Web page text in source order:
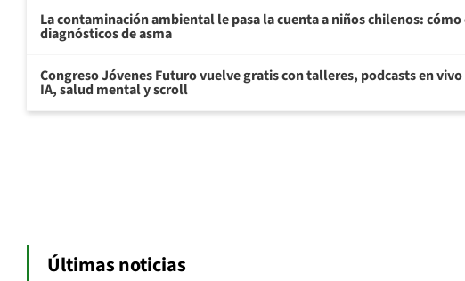
La contaminación ambiental le pasa la cuenta a niños chilenos:
diagnósticos de asma
Congreso Jóvenes Futuro vuelve gratis con talleres, podcasts en
IA, salud mental y scroll
Últimas noticias